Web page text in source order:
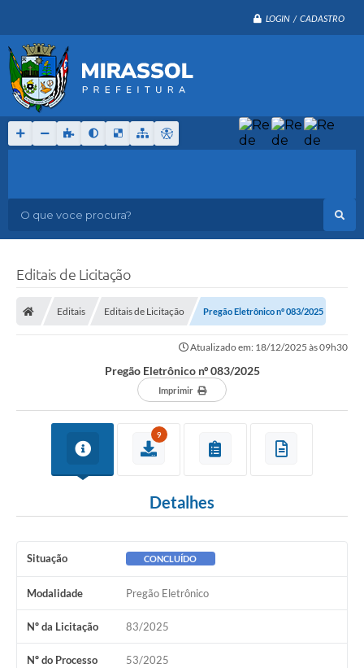
LOGIN / CADASTRO
O que voce procura?
Editais de Licitação
Editais Editais de Licitação Pregão Eletrônico nº 083/2025
Atualizado em: 18/12/2025 às 09h30
Pregão Eletrônico nº 083/2025
Imprimir
9
Detalhes
Situação CONCLUÍDO
Modalidade Pregão Eletrônico
Nº da Licitação 83/2025
Nº do Processo 53/2025